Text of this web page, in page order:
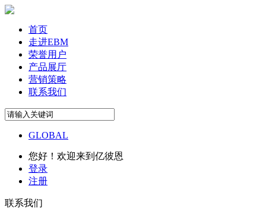
首页
走进EBM
荣誉用户
产品展厅
营销策略
联系我们
GLOBAL
您好！欢迎来到亿彼恩
登录
注册
联系我们